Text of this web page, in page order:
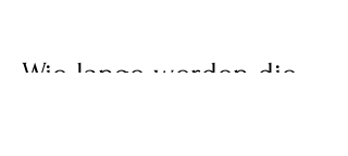
Wie lange werden die